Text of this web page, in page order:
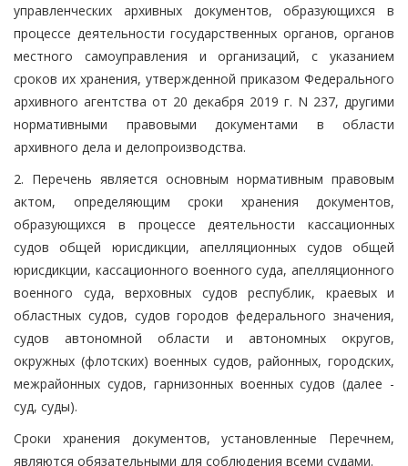
управленческих архивных документов, образующихся в
процессе деятельности государственных органов, органов
местного самоуправления и организаций, с указанием
сроков их хранения, утвержденной приказом Федерального
архивного агентства от 20 декабря 2019 г. N 237, другими
нормативными правовыми документами в области
архивного дела и делопроизводства.
2. Перечень является основным нормативным правовым
актом, определяющим сроки хранения документов,
образующихся в процессе деятельности кассационных
судов общей юрисдикции, апелляционных судов общей
юрисдикции, кассационного военного суда, апелляционного
военного суда, верховных судов республик, краевых и
областных судов, судов городов федерального значения,
судов автономной области и автономных округов,
окружных (флотских) военных судов, районных, городских,
межрайонных судов, гарнизонных военных судов (далее -
суд, суды).
Сроки хранения документов, установленные Перечнем,
являются обязательными для соблюдения всеми судами.